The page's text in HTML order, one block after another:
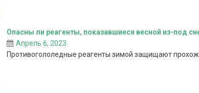
Опасны ли реагенты, показавшиеся весной из-под
Апрель 6, 2023
Противогололедные реагенты зимой защищают